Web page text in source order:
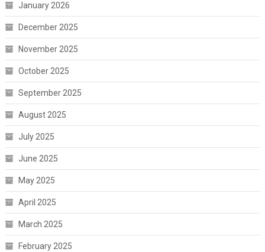
January 2026
December 2025
November 2025
October 2025
September 2025
August 2025
July 2025
June 2025
May 2025
April 2025
March 2025
February 2025